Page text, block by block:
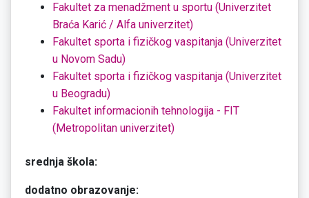
Fakultet za menadžment u sportu (Univerzitet
Braća Karić / Alfa univerzitet)
Fakultet sporta i fizičkog vaspitanja (Univerzitet
u Novom Sadu)
Fakultet sporta i fizičkog vaspitanja (Univerzitet
u Beogradu)
Fakultet informacionih tehnologija - FIT
(Metropolitan univerzitet)
srednja škola:
dodatno obrazovanje: